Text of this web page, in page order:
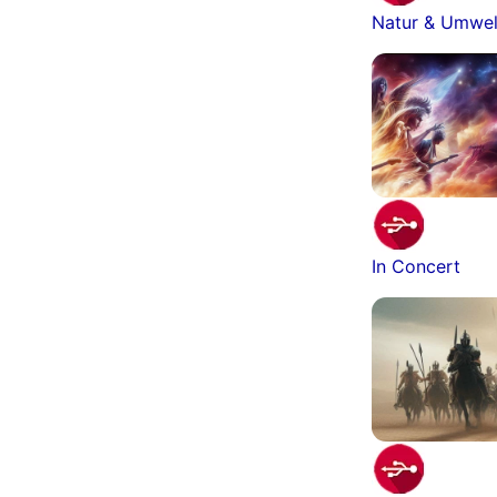
Natur &
In Concert